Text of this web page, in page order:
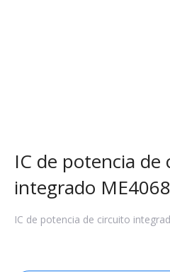
IC de potencia de
integrado
IC de potencia de circuito